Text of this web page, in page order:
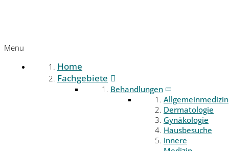
Menu
Home
Fachgebiete
Behandlungen
Allgemeinmedizin
Dermatologie
Gynäkologie
Hausbesuche
Innere